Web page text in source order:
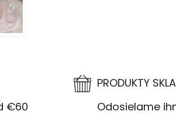
€60
PRODUKTY
Odosielame